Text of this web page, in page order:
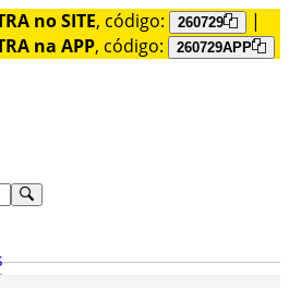
no SITE, código: 260729
|
na APP, código: 260729APP